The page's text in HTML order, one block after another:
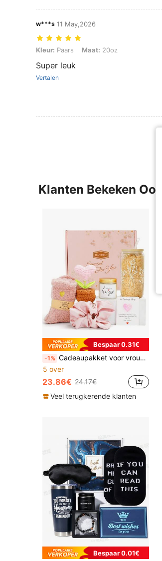
w***s 11 May,2026
Kleur: Paars, Maat: 20oz
Kleur: Paars Maat: 20oz
Super leuk
Vertalen
Klanten Bekeken Ook
Bespaar 0.31€
-1% Cadeaupakket voor vrouwen, cadeaus voor haar - moeders, echtgenotes, vriendinnen, zussen - verjaardag, kerst, Valentijnsdag, Moederdag
5 over
23.86€ 24.17€
Veel terugkerende klanten
Bespaar 0.01€